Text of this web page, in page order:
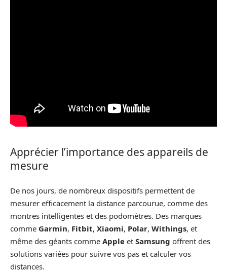
Apprécier l’importance des appareils de
mesure
De nos jours, de nombreux dispositifs permettent de
mesurer efficacement la distance parcourue, comme des
montres intelligentes et des podomètres. Des marques
comme Garmin, Fitbit, Xiaomi, Polar, Withings, et
même des géants comme Apple et Samsung offrent des
solutions variées pour suivre vos pas et calculer vos
distances.